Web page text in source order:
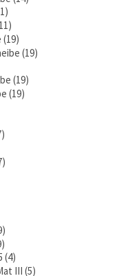
11
19
19
19
19
4
III 5